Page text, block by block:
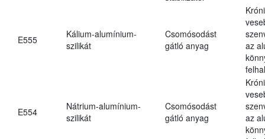
E555
Kálium-alumínium-
szilikát
Csomósodást
gátló anyag
az
E554
Nátrium-alumínium-
szilikát
Csomósodást
gátló anyag
az